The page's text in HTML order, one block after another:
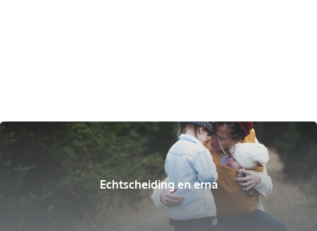
Echtscheiding en erna